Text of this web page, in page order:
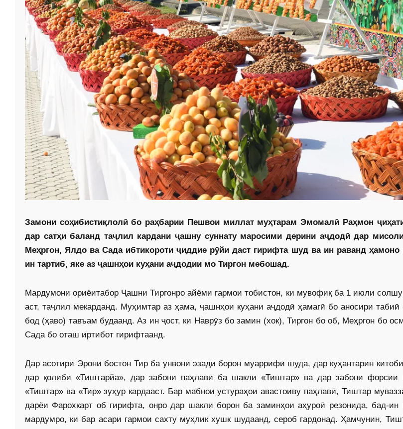
Замони соҳибистиқлолӣ бо раҳбарии Пешвои миллат муҳтарам Эмомалӣ Раҳмон
дар сатҳи баланд таҷлил кардани ҷашну суннату маросими дерини аҷдодӣ дар
Меҳргон, Ялдо ва Сада ибтикороти ҷиддие рӯйи даст гирифта шуд ва ин раванд
ин тартиб, яке аз ҷашнҳои куҳани аҷдодии мо Тиргон мебошад.
Мардумони ориёитабор Ҷашни Тиргонро айёми гармои тобистон, ки мувофиқ ба 1 июли
аст, таҷлил мекарданд. Муҳимтар аз ҳама, ҷашнҳои куҳани аҷдодӣ ҳамагӣ бо аносири
бод (ҳаво) тавъам будаанд. Аз ин ҷост, ки Наврӯз бо замин (хок), Тиргон бо об, Меҳргон бо
Сада бо оташ иртибот гирифтаанд.
Дар асотири Эрони бостон Тир ба унвони эзади борон муаррифӣ шуда, дар куҳантарин
дар қолиби «Тиштарйа», дар забони паҳлавӣ ба шакли «Тиштар» ва дар забони форсии
«Тиштар» ва «Тир» зуҳур кардааст. Бар мабнои устураҳои авас­тоиву паҳлавӣ, Тиштар
дарёи Фарохкарт об гирифта, онро дар шакли борон ба заминҳои аҳуроӣ резонида, бад-ин
мардумро, ки бар асари гармои сахту муҳлик хушк шудаанд, сероб гардонад. Ҳамчунин,